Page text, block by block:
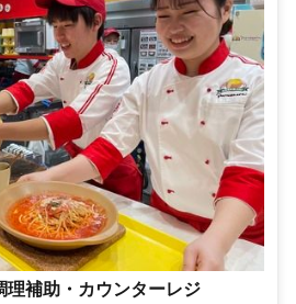
理補助・カウンターレジ